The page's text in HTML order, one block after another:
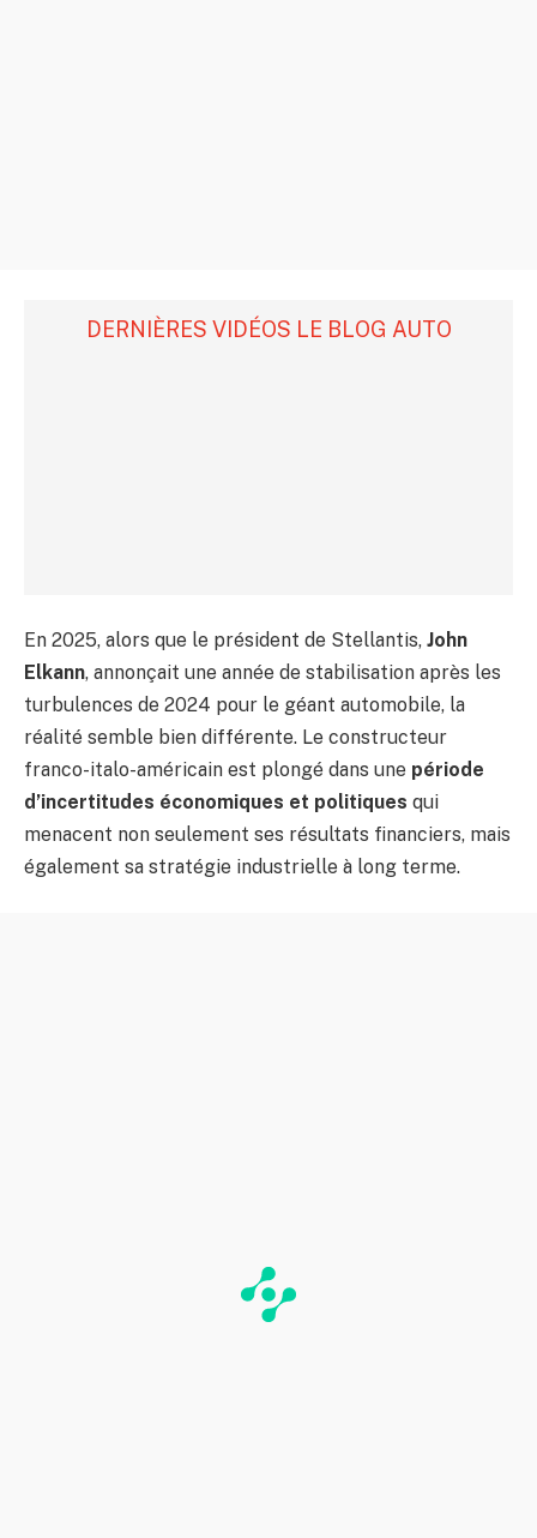
DERNIÈRES VIDÉOS LE BLOG AUTO
En 2025, alors que le président de Stellantis, John
Elkann, annonçait une année de stabilisation après les
turbulences de 2024 pour le géant automobile, la
réalité semble bien différente. Le constructeur
franco-italo-américain est plongé dans une période
d’incertitudes économiques et politiques qui
menacent non seulement ses résultats financiers, mais
également sa stratégie industrielle à long terme.